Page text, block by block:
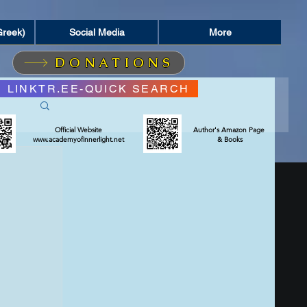
Social Media More
DONATIONS
LINKTR.EE-QUICK SEARCH
Official Website
www.academyofinnerlight.net
Author's Amazon Page
& Books